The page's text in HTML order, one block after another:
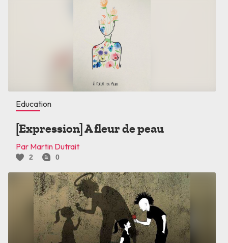
Education
[Expression] A fleur de peau
Par Martin Dutrait
2 0